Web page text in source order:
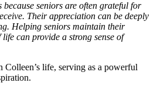
seniors are often grateful for
Their appreciation can be deeply
Helping seniors maintain their
can provide a strong sense of
life, serving as a powerful